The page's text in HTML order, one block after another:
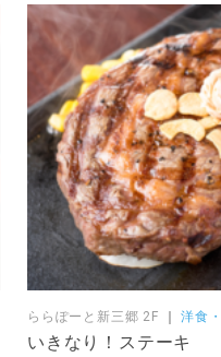
ららぽーと新三郷 2F ｜洋食
いきなり！ステーキ